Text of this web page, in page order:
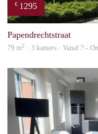
€ 1295
Papendrechtstraat
79 m2 · 3 kamers · Vanaf ? -